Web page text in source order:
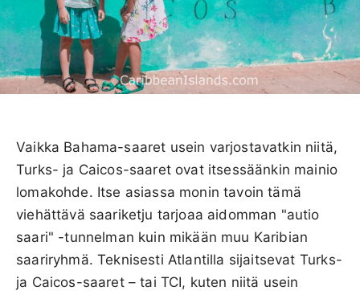
Vaikka Bahama-saaret usein varjostavatkin niitä,
Turks- ja Caicos-saaret ovat itsessäänkin mainio
lomakohde. Itse asiassa monin tavoin tämä
viehättävä saariketju tarjoaa aidomman "autio
saari" -tunnelman kuin mikään muu Karibian
saariryhmä. Teknisesti Atlantilla sijaitsevat Turks-
ja Caicos-saaret – tai TCI, kuten niitä usein